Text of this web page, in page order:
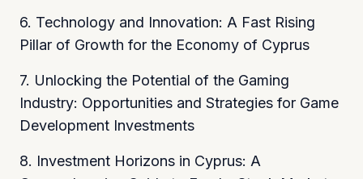
6. Technology and Innovation: A Fast Rising
Pillar of Growth for the Economy of Cyprus
7. Unlocking the Potential of the Gaming
Industry: Opportunities and Strategies for Game
Development Investments
8. Investment Horizons in Cyprus: A